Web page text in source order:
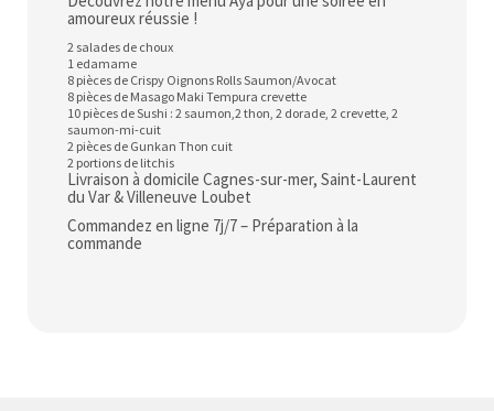
amoureux réussie !
2 salades de choux
1 edamame
8 pièces de Crispy Oignons Rolls Saumon/Avocat
8 pièces de Masago Maki Tempura crevette
10 pièces de Sushi : 2 saumon,2 thon, 2 dorade, 2 crevette, 2
saumon-mi-cuit
2 pièces de Gunkan Thon cuit
2 portions de litchis
Livraison à domicile Cagnes-sur-mer, Saint-Laurent
du Var & Villeneuve Loubet
Commandez en ligne 7j/7 – Préparation à la
commande